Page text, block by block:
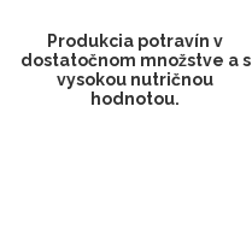
Produkcia potravín v
dostatočnom množstve a s
vysokou nutričnou
hodnotou.